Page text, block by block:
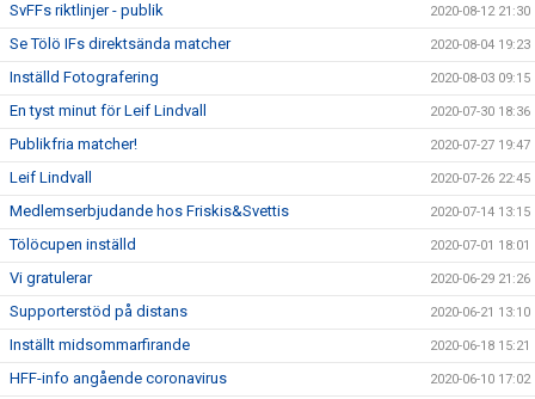
SvFFs riktlinjer - publik 2020-08-12 21:30
Se Tölö IFs direktsända matcher 2020-08-04 19:23
Inställd Fotografering 2020-08-03 09:15
En tyst minut för Leif Lindvall 2020-07-30 18:36
Publikfria matcher! 2020-07-27 19:47
Leif Lindvall 2020-07-26 22:45
Medlemserbjudande hos Friskis&Svettis 2020-07-14 13:15
Tölöcupen inställd 2020-07-01 18:01
Vi gratulerar 2020-06-29 21:26
Supporterstöd på distans 2020-06-21 13:10
Inställt midsommarfirande 2020-06-18 15:21
HFF-info angående coronavirus 2020-06-10 17:02